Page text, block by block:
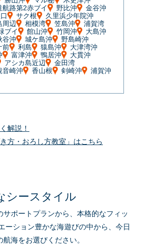
航路第2赤ブイ 野比沖
金谷沖
サク根
久里浜少年院沖
周辺 相模湾 笠島沖
浦賀湾
ブイ
館山沖 竹岡沖
大島沖
谷沖 城ケ島沖
野島崎沖
前 利島 猿島沖
大津湾沖
富津沖 鴨居沖
大貫沖
アシカ島近辺
金田湾
音崎沖 香山根 剣崎沖
浦賀沖
解説！
方・おろし方教室」はこちら
シースタイル
サポートプランから、本格的なフィッ
ーション豊かな海遊びの中から、今日
海をお選びください。